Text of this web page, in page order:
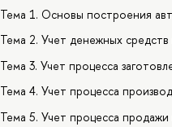
Тема 1. Основы построения
Тема 2. Учет денежных средств
Тема 3. Учет процесса
Тема 4. Учет процесса
Тема 5. Учет процесса